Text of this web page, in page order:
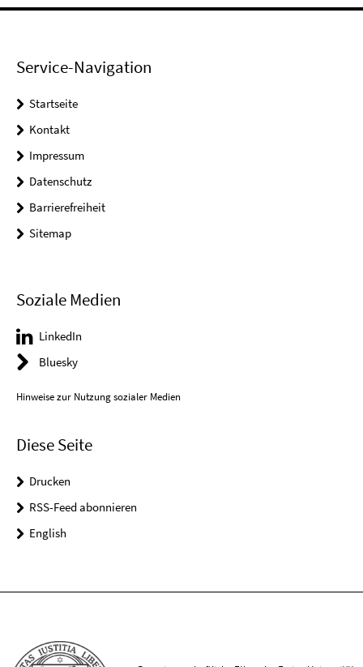
Service-Navigation
Startseite
Kontakt
Impressum
Datenschutz
Barrierefreiheit
Sitemap
Soziale Medien
LinkedIn
Bluesky
Hinweise zur Nutzung sozialer Medien
Diese Seite
Drucken
RSS-Feed abonnieren
English